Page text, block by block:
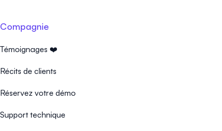
Compagnie
Témoignages ❤️
Récits de clients
Réservez votre démo
Support technique